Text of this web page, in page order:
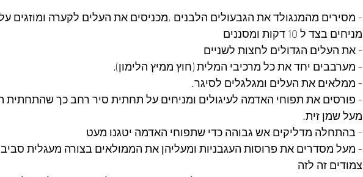
- מסירים מהמנגולד את הגבעולים הלבנים ,מכניסים את העלים לקערה ומוזגים
מניחים בצד ל 10 דקות ומסננים
- את העלים הגדולים לחצות לשניים
- מערבבים יחד את כל מרכיבי המלית (חוץ ממיץ הלימון).
- ממלאים את העלים ומגלגלים לסיגר.
- פורסים את תפוחי האדמה לעיגולים ומניחים על תחתית סיר רחב כך שהתחתית
מעל שמן זית.
- בהתחלה מדליקים אש גבוהה כדי שתפוחי האדמה יטגנו מעט
- מעל מסדרים את פרוסות העגבניות ומעליהן את הממולאים בצורה מעגלית
צמודים זה לזה